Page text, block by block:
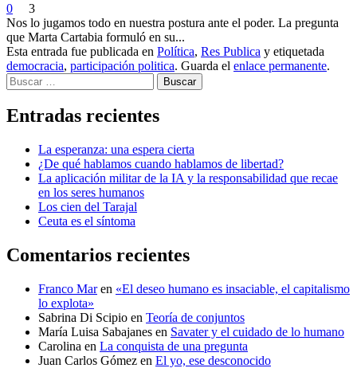
0
3
Nos lo jugamos todo en nuestra postura ante el poder. La pregunta
que Marta Cartabia formuló en su...
Esta entrada fue publicada en Política, Res Publica y etiquetada
democracia, participación politica. Guarda el enlace permanente.
Buscar
Entradas recientes
La esperanza: una espera cierta
¿De qué hablamos cuando hablamos de libertad?
La aplicación militar de la IA y la responsabilidad que recae
en los seres humanos
Los cien del Tarajal
Ceuta es el síntoma
Comentarios recientes
Franco Maren «El deseo humano es insaciable, el capitalismo
lo explota»
Sabrina Di Scipio en Teoría de conjuntos
María Luisa Sabajanes en Savater y el cuidado de lo humano
Carolina en La conquista de una pregunta
Juan Carlos Gómez en El yo, ese desconocido